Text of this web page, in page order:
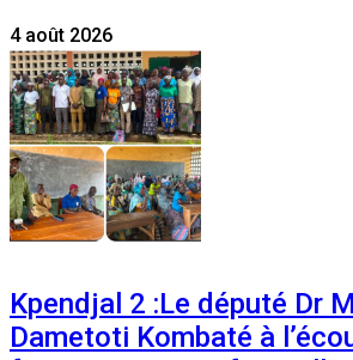
4 août 2026
Kpendjal 2 :Le député Dr
Dametoti Kombaté à